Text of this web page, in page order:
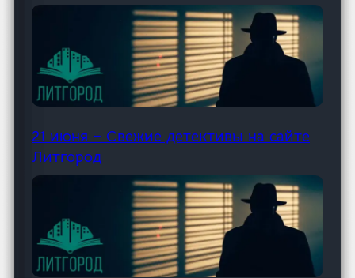
21 июня – Свежие детективы на сайте
Литгород